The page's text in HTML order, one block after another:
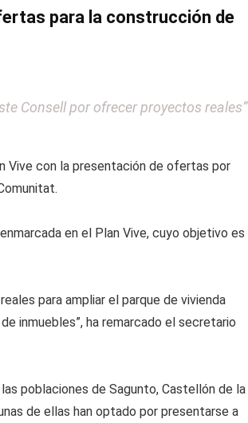
para la construcción de
Consell por ofrecer proyectos reales”
Vive con la presentación de ofertas por
en el Plan Vive, cuyo objetivo es
para ampliar el parque de vivienda
inmuebles”, ha remarcado el secretario
poblaciones de Sagunto, Castellón de la
de ellas han optado por presentarse a